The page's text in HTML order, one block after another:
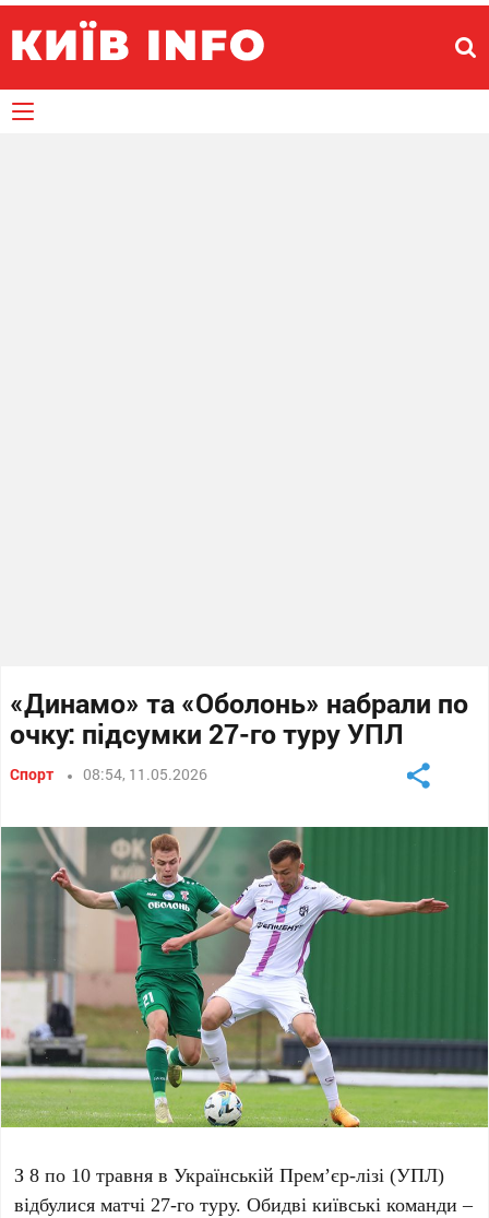
«Динамо» та «Оболонь» набрали по
очку: підсумки 27-го туру УПЛ
Спорт 08:54, 11.05.2026
З 8 по 10 травня в Українській Прем’єр-лізі (УПЛ)
відбулися матчі27-го туру. Обидві київські команди –